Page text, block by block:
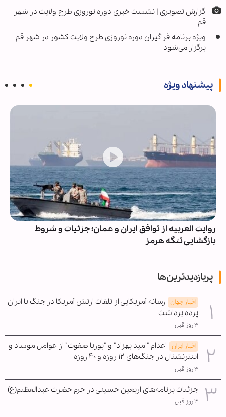
گزارش تصویری | نشست خبری دوره نوروزی طرح ولایت در شهر
قم
ویژه برنامه فراگیران دوره نوروزی طرح ولایت کشور در شهر قم
برگزار می‌شود
پیشنهاد ویژه
روایت العربیه از توافق ایران و عمان؛ جزئیات و شروط
بازگشایی تنگه هرمز
پربازدیدترین‌ها
اخبار جهان رسانه آمریکایی از تلفات ارتش آمریکا در جنگ با ایران
پرده برداشت
۳ روز قبل
اخبار ایران اعدام "امید بهزاد" و "پوریا صفوت" از عوامل موساد و
اینترنشنال در جنگ‌های ۱۲ روزه و ۴۰ روزه
۳ روز قبل
جزئیات برنامه‌های اربعین حسینی در حرم حضرت عبدالعظیم(ع)
۳ روز قبل